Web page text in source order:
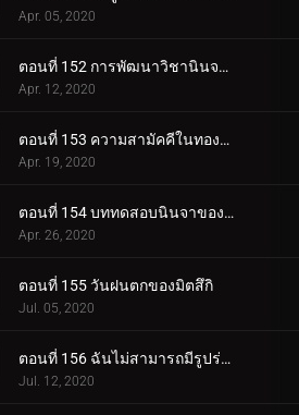
Apr. 05, 2020
ตอนที่ 152 การพัฒนาวิชานินจาทางการแพทย์
Apr. 12, 2020
ตอนที่ 153 ความสามัคคีในทองคำ
Apr. 19, 2020
ตอนที่ 154 บททดสอบนินจาของฮิมาวาริ!!
Apr. 26, 2020
ตอนที่ 155 วันฝนตกของมิตสึกิ
Jul. 05, 2020
ตอนที่ 156 ฉันไม่สามารถมีรูปร่างผอมเพรียวได้
Jul. 12, 2020